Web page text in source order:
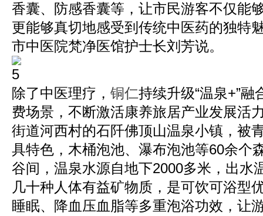
香囊、防感香囊等，让市民游客不仅能
更能够真切地感受到传统中医药的独特
市中医院梵净医馆护士长刘芳说。
除了中医理疗， 铜仁持续升级“温泉+”
费场景，不断激活康养旅居产业发展活
街道河西村的石阡佛顶山温泉小镇，被
具特色，木桶泡池、瀑布泡池等60余个
谷间，温泉水源自地下2000多米，出
几十种人体有益矿物质，是可饮可浴型
睡眠、降血压血脂等多重泡浴功效，让